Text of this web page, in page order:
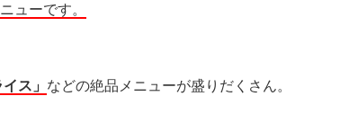
ューです。
ス」 などの絶品メニューが盛りだくさん。